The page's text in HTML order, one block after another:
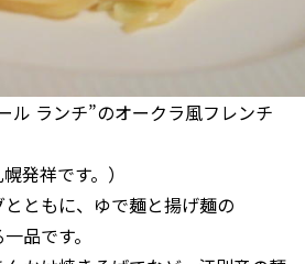
ル ランチ”のオークラ風フレンチ
発祥です。）
ともに、ゆで麺と揚げ麺の
品です。